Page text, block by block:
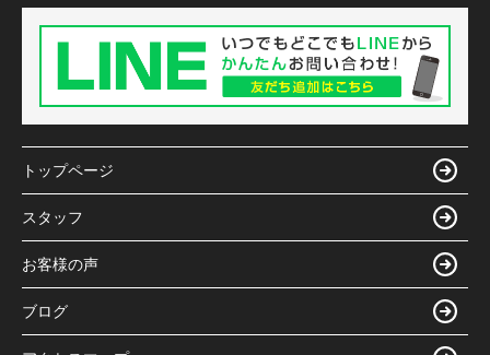
トップページ
スタッフ
お客様の声
ブログ